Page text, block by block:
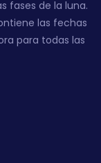
fases de la luna.
las fechas
para todas las